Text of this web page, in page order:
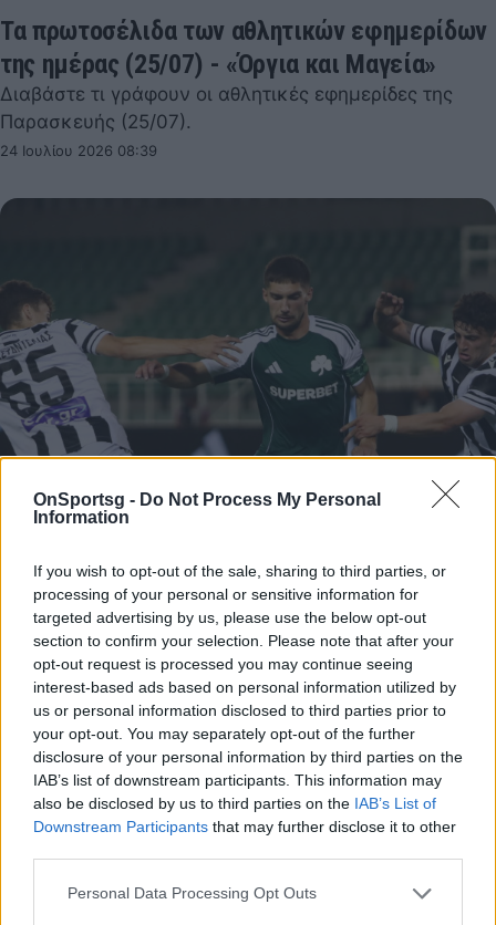
OnSportsg - Do Not Process My Personal
Information
If you wish to opt-out of the sale, sharing to third parties, or
processing of your personal or sensitive information for
targeted advertising by us, please use the below opt-out
section to confirm your selection. Please note that after your
opt-out request is processed you may continue seeing
interest-based ads based on personal information utilized by
us or personal information disclosed to third parties prior to
your opt-out. You may separately opt-out of the further
disclosure of your personal information by third parties on the
IAB’s list of downstream participants. This information may
also be disclosed by us to third parties on the IAB’s List of
Downstream Participants that may further disclose it to other
Personal Data Processing Opt Outs
Τα πρωτοσέλιδα των αθλητικών εφημερίδων
της ημέρας (25/07) - «Όργια και Μαγεία»
Διαβάστε τι γράφουν οι αθλητικές εφημερίδες της
Παρασκευής (25/07).
24 Ιουλίου 2026 08:39
Τα πρωτοσέλιδα των αθλητικών εφημερίδων
της ημέρας (23/07) - «Βάλτε τις βάσεις
Διαβάστε τι γράφουν οι αθλητικές εφημερίδες της
Πέμπτης (23/07).